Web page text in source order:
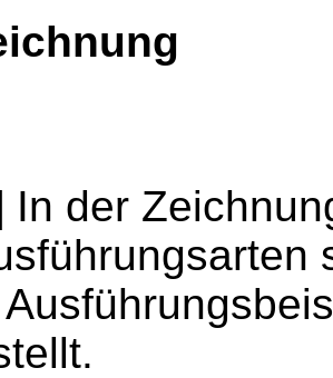
In der